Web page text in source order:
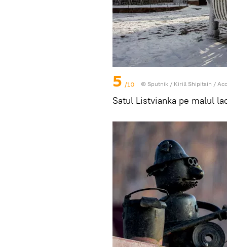
5 /10 © Sputnik / Kirill Shipitsin /
Satul Listvianka pe malul